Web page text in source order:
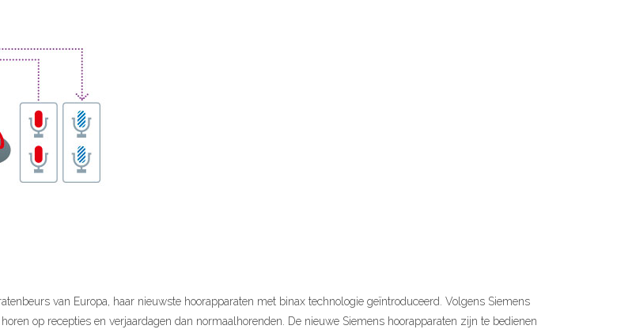
van Europa, haar nieuwste hoorapparaten met binax technologie geïntroduceerd. Volgens Siemens
op recepties en verjaardagen dan normaalhorenden. De nieuwe Siemens hoorapparaten zijn te bedienen